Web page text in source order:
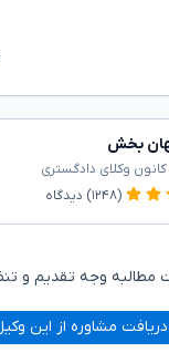
بخش
وکلای دادگستری
(۱۲۴۸) دیدگاه
مطالبه وجه تقدیم و
دریافت مشاوره از این